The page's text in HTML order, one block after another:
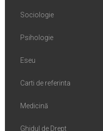
Sociologie
Psihologie
Eseu
Carti de referinta
Medicină
Ghidul de Drept